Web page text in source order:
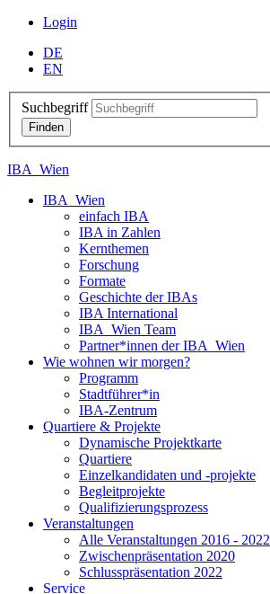
Login
DE
EN
Suchbegriff
IBA_Wien
IBA_Wien
einfach IBA
IBA in Zahlen
Kernthemen
Forschung
Formate
Geschichte der IBAs
IBA International
IBA_Wien Team
Partner*innen der IBA_Wien
Wie wohnen wir morgen?
Programm
Stadtführer*in
IBA-Zentrum
Quartiere & Projekte
Dynamische Projektkarte
Quartiere
Einzelkandidaten und -projekte
Begleitprojekte
Qualifizierungsprozess
Veranstaltungen
Alle Veranstaltungen 2016 - 2022
Zwischenpräsentation 2020
Schlusspräsentation 2022
Service